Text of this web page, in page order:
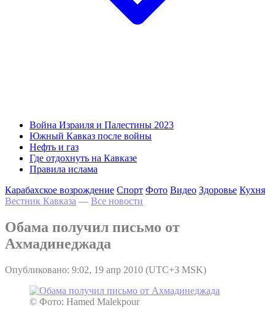
Война Израиля и Палестины 2023
Южный Кавказ после войны
Нефть и газ
Где отдохнуть на Кавказе
Правила ислама
Карабахское возрождение Спорт Фото Видео Здоровье Кухня
Вестник Кавказа — Все новости
Обама получил письмо от
Ахмадинеджада
Опубликовано: 9:02, 19 апр 2010 (UTC+3 MSK)
© Фото: Hamed Malekpour